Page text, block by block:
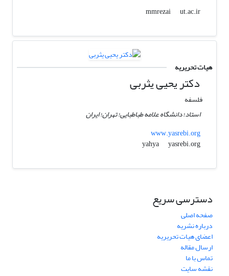
mmrezai
ut.ac.ir
هیات تحریریه
دکتر یحیی یثربی
فلسفه
استاد؛ دانشگاه علامه طباطبایی؛ تهران؛ ایران
www.yasrebi.org
yahya
yasrebi.org
دسترسی سریع
صفحه اصلی
درباره نشریه
اعضای هیات تحریریه
ارسال مقاله
تماس با ما
نقشه سایت